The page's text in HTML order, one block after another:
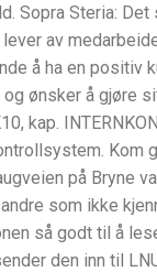
Sopra Steria:
av
å ha en positiv
ønsker å gjøre
kap.
Kom
på Bryne
som ikke
så godt til å
den inn til